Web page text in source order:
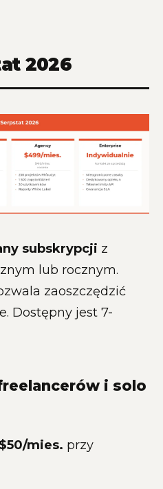
2026
subskrypcji z
lub rocznym.
zaoszczędzić
Dostępny jest 7-
i solo
$50/mies. przy